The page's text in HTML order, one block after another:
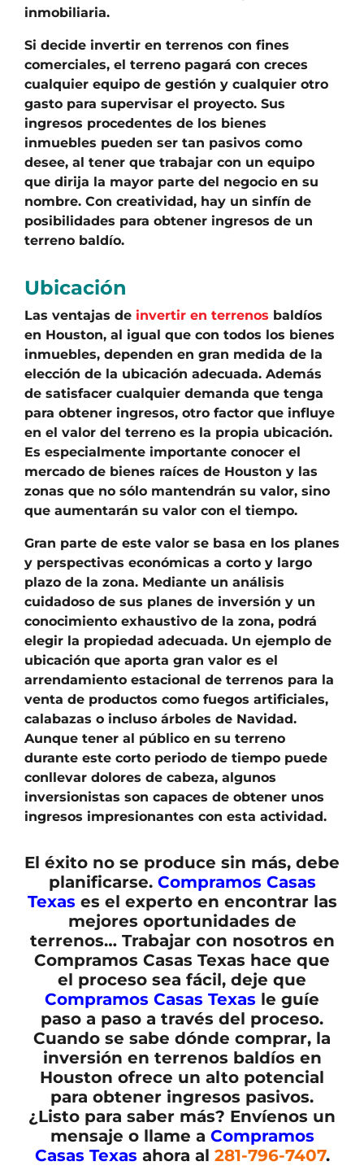
inmobiliaria.
Si decide invertir en terrenos con fines
comerciales, el terreno pagará con creces
cualquier equipo de gestión y cualquier otro
gasto para supervisar el proyecto. Sus
ingresos procedentes de los bienes
inmuebles pueden ser tan pasivos como
desee, al tener que trabajar con un equipo
que dirija la mayor parte del negocio en su
nombre. Con creatividad, hay un sinfín de
posibilidades para obtener ingresos de un
terreno baldío.
Ubicación
Las ventajas de invertir en terrenos baldíos
en Houston, al igual que con todos los bienes
inmuebles, dependen en gran medida de la
elección de la ubicación adecuada. Además
de satisfacer cualquier demanda que tenga
para obtener ingresos, otro factor que influye
en el valor del terreno es la propia ubicación.
Es especialmente importante conocer el
mercado de bienes raíces de Houston y las
zonas que no sólo mantendrán su valor, sino
que aumentarán su valor con el tiempo.
Gran parte de este valor se basa en los planes
y perspectivas económicas a corto y largo
plazo de la zona. Mediante un análisis
cuidadoso de sus planes de inversión y un
conocimiento exhaustivo de la zona, podrá
elegir la propiedad adecuada. Un ejemplo de
ubicación que aporta gran valor es el
arrendamiento estacional de terrenos para la
venta de productos como fuegos artificiales,
calabazas o incluso árboles de Navidad.
Aunque tener al público en su terreno
durante este corto periodo de tiempo puede
conllevar dolores de cabeza, algunos
inversionistas son capaces de obtener unos
ingresos impresionantes con esta actividad.
El éxito no se produce sin más, debe
planificarse. Compramos Casas
Texas es el experto en encontrar las
mejores oportunidades de
terrenos… Trabajar con nosotros en
Compramos Casas Texas hace que
el proceso sea fácil, deje que
Compramos Casas Texas le guíe
paso a paso a través del proceso.
Cuando se sabe dónde comprar, la
inversión en terrenos baldíos en
Houston ofrece un alto potencial
para obtener ingresos pasivos.
¿Listo para saber más? Envíenos un
mensaje o llame a Compramos
Casas Texas ahora al 281-796-7407.